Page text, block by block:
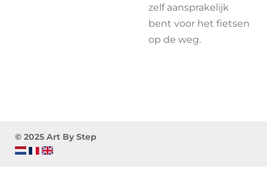
zelf aansprakelijk
bent voor het fietsen
op de weg.
© 2025 Art By Step